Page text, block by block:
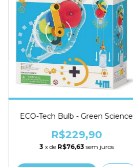
ECO-Tech Bulb - Green Science
R$229,90
3 x de R$76,63 sem juros